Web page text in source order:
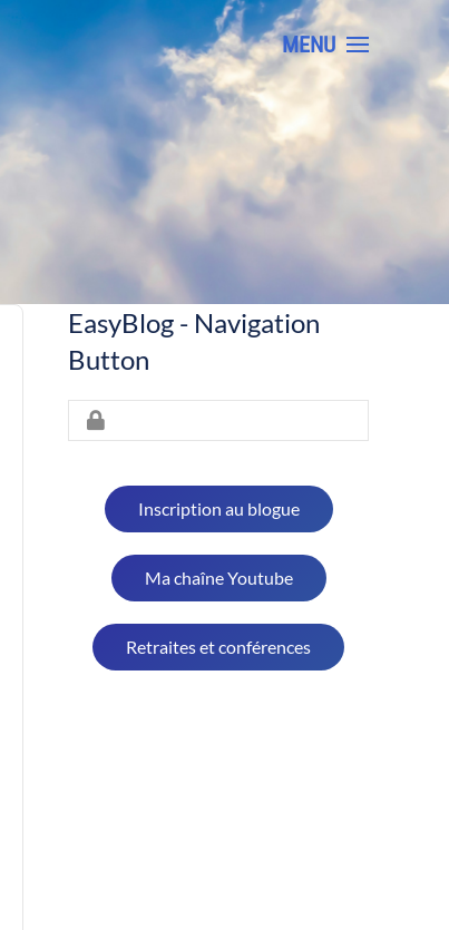
MENU
EasyBlog - Navigation
Button
Inscription au blogue
Ma chaîne Youtube
Retraites et conférences